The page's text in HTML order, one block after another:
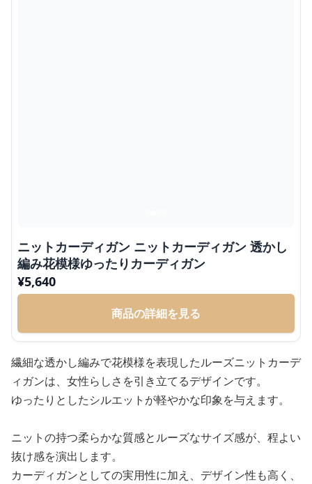
ニットカーディガン ニットカーディガン 透かし
編み花模様ゆったりカーディガン
¥5,640
商品の詳細を見る
繊細な透かし編みで花模様を表現したルーズニットカーデ
ィガンは、女性らしさを引き立てるデザインです。
ゆったりとしたシルエットが軽やかな印象を与えます。
ニットの持つ柔らかな質感とルーズなサイズ感が、程よい
抜け感を演出します。
カーディガンとしての実用性に加え、デザイン性も高く、